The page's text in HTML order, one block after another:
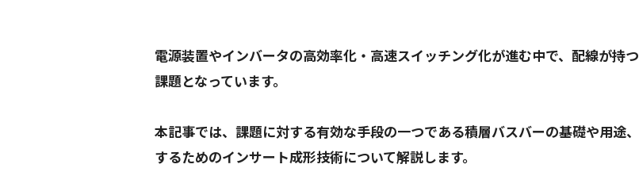
電源装置やインバータの高効率化・高速スイッチング化が進む中で、配線が持
課題となっています。
本記事では、課題に対する有効な手段の一つである積層バスバーの基礎や用途